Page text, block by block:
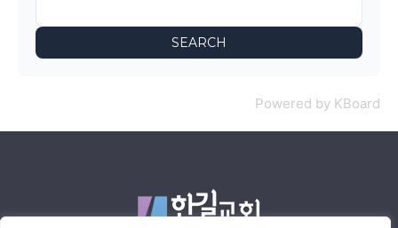
SEARCH
Powered by KBoard